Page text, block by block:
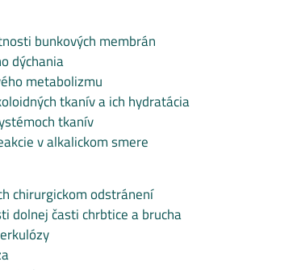
bunkových membrán
dýchania
metabolizmu
tkanív a ich hydratácia
tkanív
v alkalickom smere
chirurgickom odstránení
dolnej časti chrbtice a brucha